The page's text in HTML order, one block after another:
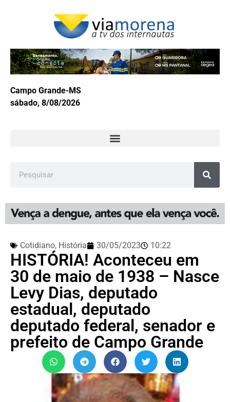
Campo Grande-MS
sábado, 8/08/2026
Cotidiano, História 30/05/2023 10:22
HISTÓRIA! Aconteceu em
30 de maio de 1938 – Nasce
Levy Dias, deputado
estadual, deputado
deputado federal, senador e
prefeito de Campo Grande